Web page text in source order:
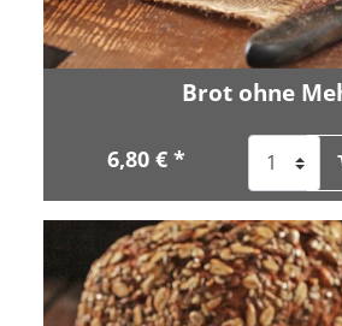
Brot ohne
6,80 € *